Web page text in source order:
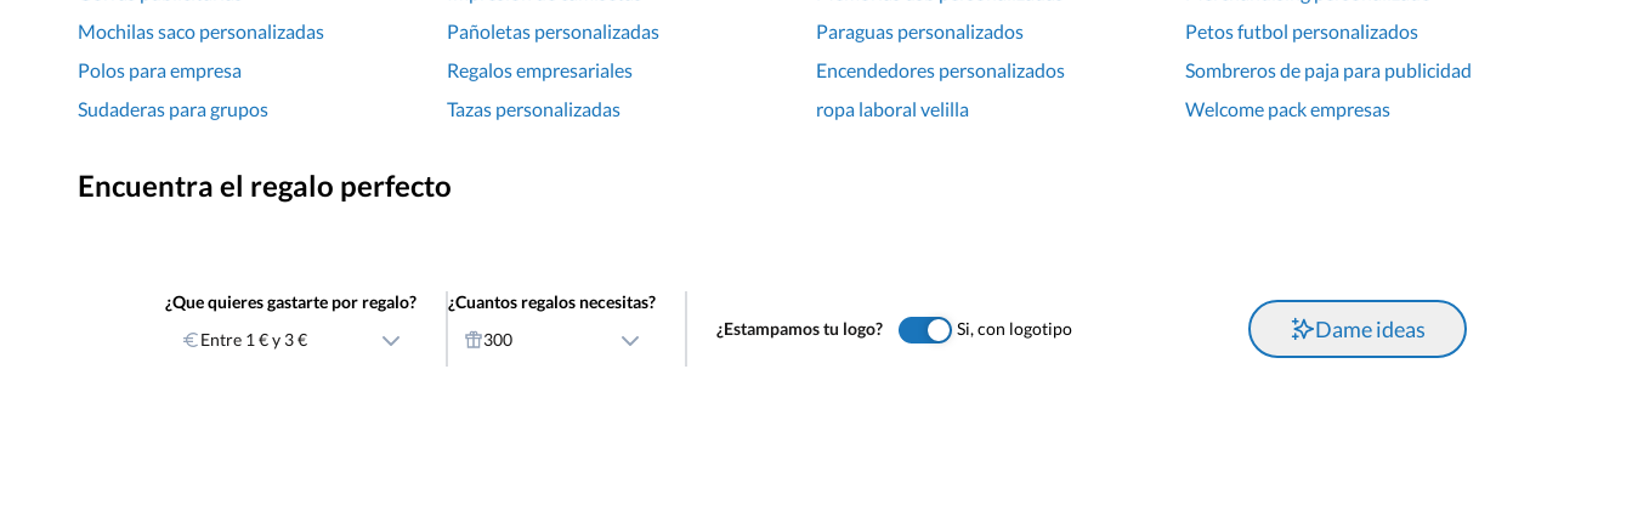
Mochilas saco personalizadas
Pañoletas personalizadas Paraguas personalizados
Petos futbol personalizados
Polos para empresa
Regalos empresariales Encendedores personalizados
Sombreros de paja para publicidad
Sudaderas para grupos
Tazas personalizadas ropa laboral velilla Welcome pack empresas
Encuentra el regalo perfecto
¿Que quieres gastarte por regalo?
Entre 1 € y 3 €
¿Cuantos regalos necesitas?
300
¿Estampamos tu logo? Si, con logotipo Dame ideas